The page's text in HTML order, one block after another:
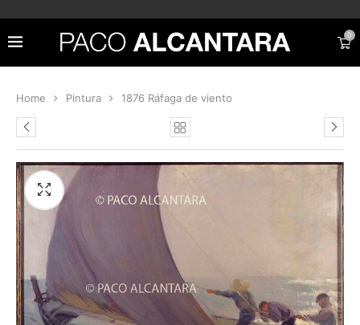
0
Home Pintura 1876 Ráfaga de viento